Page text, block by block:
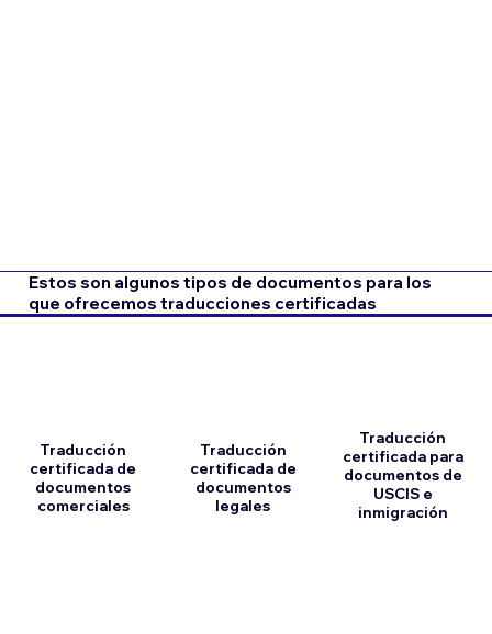
Estos son algunos tipos de documentos para los
que ofrecemos traducciones certificadas
Traducción
certificada de
documentos
comerciales
Traducción
certificada de
documentos
legales
Traducción
certificada para
documentos de
USCIS e
inmigración